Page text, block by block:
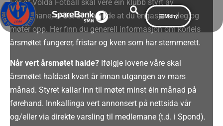
Meny
For at Volda Fotball skal vere ein klubb styrt av
medlemane, er det avgjerande at du engasjerer deg og
møter opp. Her finn du generell informasjon om korleis
årsmøtet fungerer, fristar og kven som har stemmerett.
Når vert årsmøtet halde? Ifølgje lovene våre skal
årsmøtet haldast kvart år innan utgangen av mars
månad. Styret kallar inn til møtet minst éin månad på
førehand. Innkallinga vert annonsert på nettsida vår
og/eller via direkte varsling til medlemane (t.d. i Spond).